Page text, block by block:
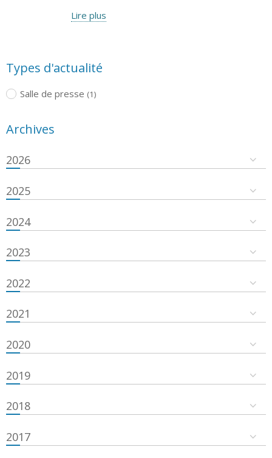
Lire plus
Types d'actualité
Salle de presse (1)
Archives
2026
2025
2024
2023
2022
2021
2020
2019
2018
2017